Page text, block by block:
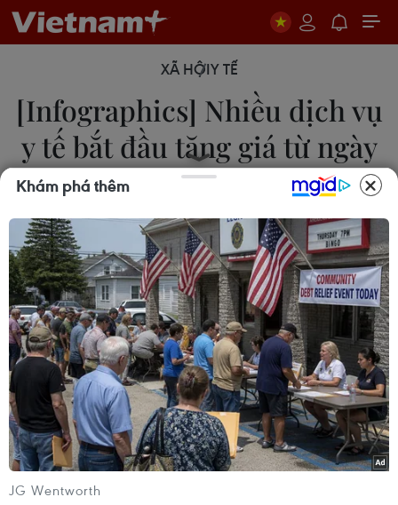
XÃ HỘIY TẾ
[Infographics] Nhiều dịch vụ
y tế bắt đầu tăng giá từ ngày
20/8
20/08/2019 07:46
Từ ngày 20/8/2019, mức giá dịch vụ khám bệnh,
dịch vụ ngày giường bệnh được điều chỉnh tăng
bình quân 4,4%, giá các dịch vụ kỹ thuật y tế tăng
1,1%.
Khám phá thêm
JG Wentworth